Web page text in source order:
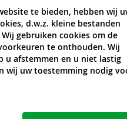
te bieden, hebben wij
d.w.z. kleine bestanden
gebruiken cookies om de
te onthouden. Wij
u afstemmen en u niet lastig
wij uw toestemming nodig